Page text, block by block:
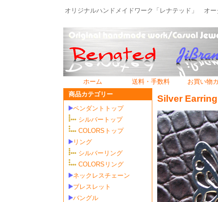
オリジナルハンドメイドワーク「レナテッド」 オ
ホーム 送料・手数料 お買い物
Silver Earring
商品カテゴリー
ペンダントトップ
シルバートップ
COLORSトップ
リング
シルバーリング
COLORSリング
ネックレスチェーン
ブレスレット
バングル